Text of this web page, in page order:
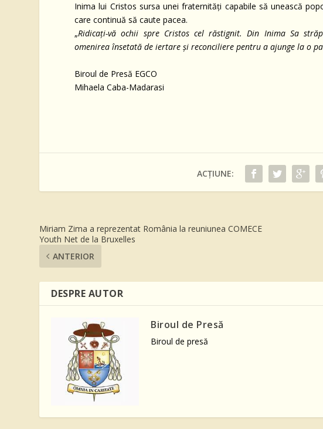
Inima lui Cristos sursa unei fraternități capabile să unească
care continuă să caute pacea.
„Ridicați-vă ochii spre Cristos cel răstignit. Din Inima Sa
omenirea însetată de iertare și reconciliere pentru a ajunge la o
Biroul de Presă EGCO
Mihaela Caba-Madarasi
ACȚIUNE:
Miriam Zima a reprezentat România la reuniunea COMECE
Youth Net de la Bruxelles
ANTERIOR
DESPRE AUTOR
Biroul de Presă
Biroul de presă